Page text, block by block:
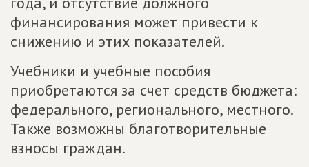
финансирования может привести к
снижению и этих показателей.
Учебники и учебные пособия
приобретаются за счет средств бюджета:
федерального, регионального, местного.
Также возможны благотворительные
взносы граждан.